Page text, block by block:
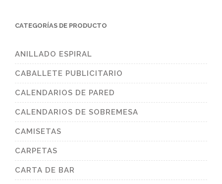
CATEGORÍAS DE PRODUCTO
ANILLADO ESPIRAL
CABALLETE PUBLICITARIO
CALENDARIOS DE PARED
CALENDARIOS DE SOBREMESA
CAMISETAS
CARPETAS
CARTA DE BAR